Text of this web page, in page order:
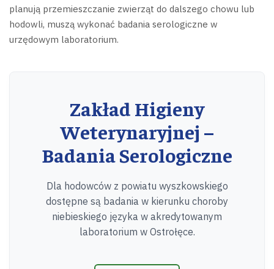
planują przemieszczanie zwierząt do dalszego chowu lub
hodowli, muszą wykonać badania serologiczne w
urzędowym laboratorium.
Zakład Higieny
Weterynaryjnej –
Badania Serologiczne
Dla hodowców z powiatu wyszkowskiego
dostępne są badania w kierunku choroby
niebieskiego języka w akredytowanym
laboratorium w Ostrołęce.